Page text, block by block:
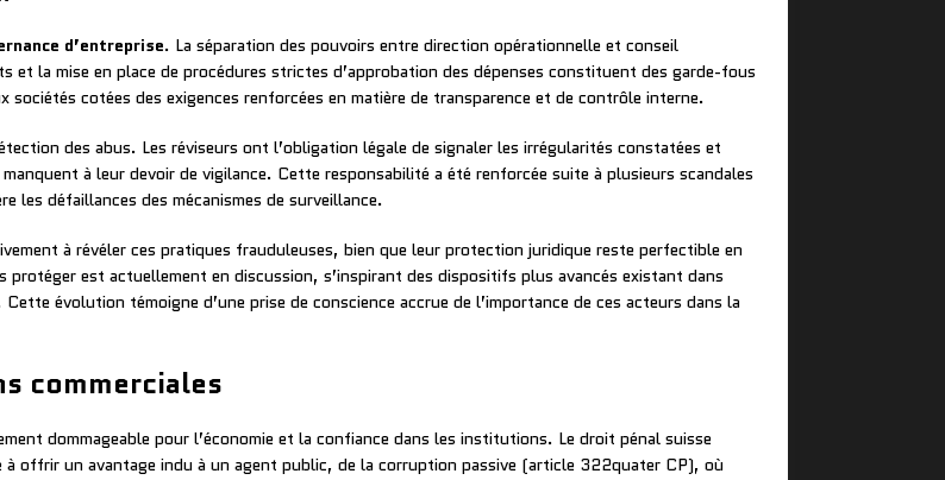
d’entreprise. La séparation des pouvoirs entre direction opérationnelle et conseil
et la mise en place de procédures strictes d’approbation des dépenses constituent des garde-fous
sociétés cotées des exigences renforcées en matière de transparence et de contrôle interne.
des abus. Les réviseurs ont l’obligation légale de signaler les irrégularités constatées et
à leur devoir de vigilance. Cette responsabilité a été renforcée suite à plusieurs scandales
les défaillances des mécanismes de surveillance.
à révéler ces pratiques frauduleuses, bien que leur protection juridique reste perfectible en
protéger est actuellement en discussion, s’inspirant des dispositifs plus avancés existant dans
évolution témoigne d’une prise de conscience accrue de l’importance de ces acteurs dans la
commerciales
dommageable pour l’économie et la confiance dans les institutions. Le droit pénal suisse
offrir un avantage indu à un agent public, de la corruption passive (article 322quater CP), où